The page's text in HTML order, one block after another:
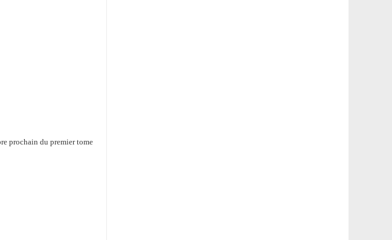
prochain du premier tome